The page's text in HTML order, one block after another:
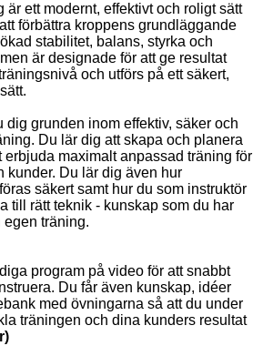
är ett modernt, effektivt och roligt sätt
förbättra kroppens grundläggande
stabilitet, balans, styrka och
är designade för att ge resultat
och utförs på ett säkert,
dig grunden inom effektiv, säker och
Du lär dig att skapa och planera
erbjuda maximalt anpassad träning för
kunder. Du lär dig även hur
säkert samt hur du som instruktör
till rätt teknik - kunskap som du har
egen träning.
program på video för att snabbt
Du får även kunskap, idéer
med övningarna så att du under
träningen och dina kunders resultat